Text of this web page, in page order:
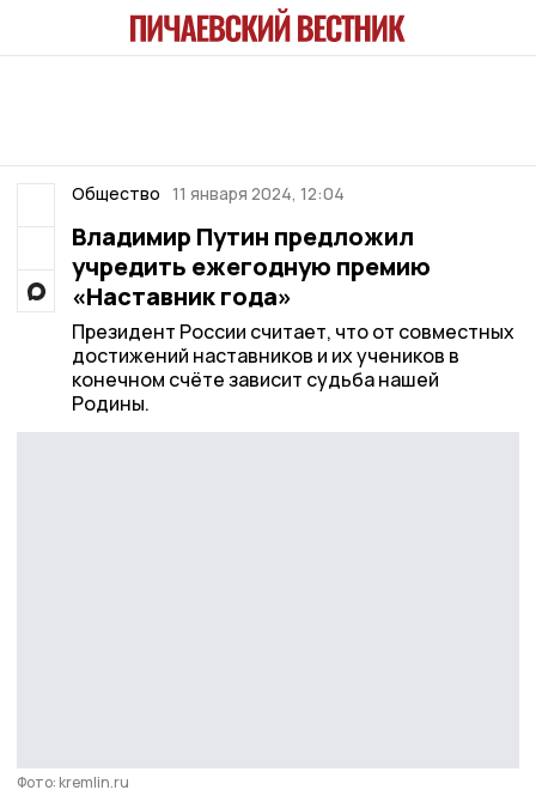
Общество 11 января 2024, 12:04
Владимир Путин предложил
учредить ежегодную премию
«Наставник года»
Президент России считает, что от совместных
достижений наставников и их учеников в
конечном счёте зависит судьба нашей
Родины.
Фото: kremlin.ru